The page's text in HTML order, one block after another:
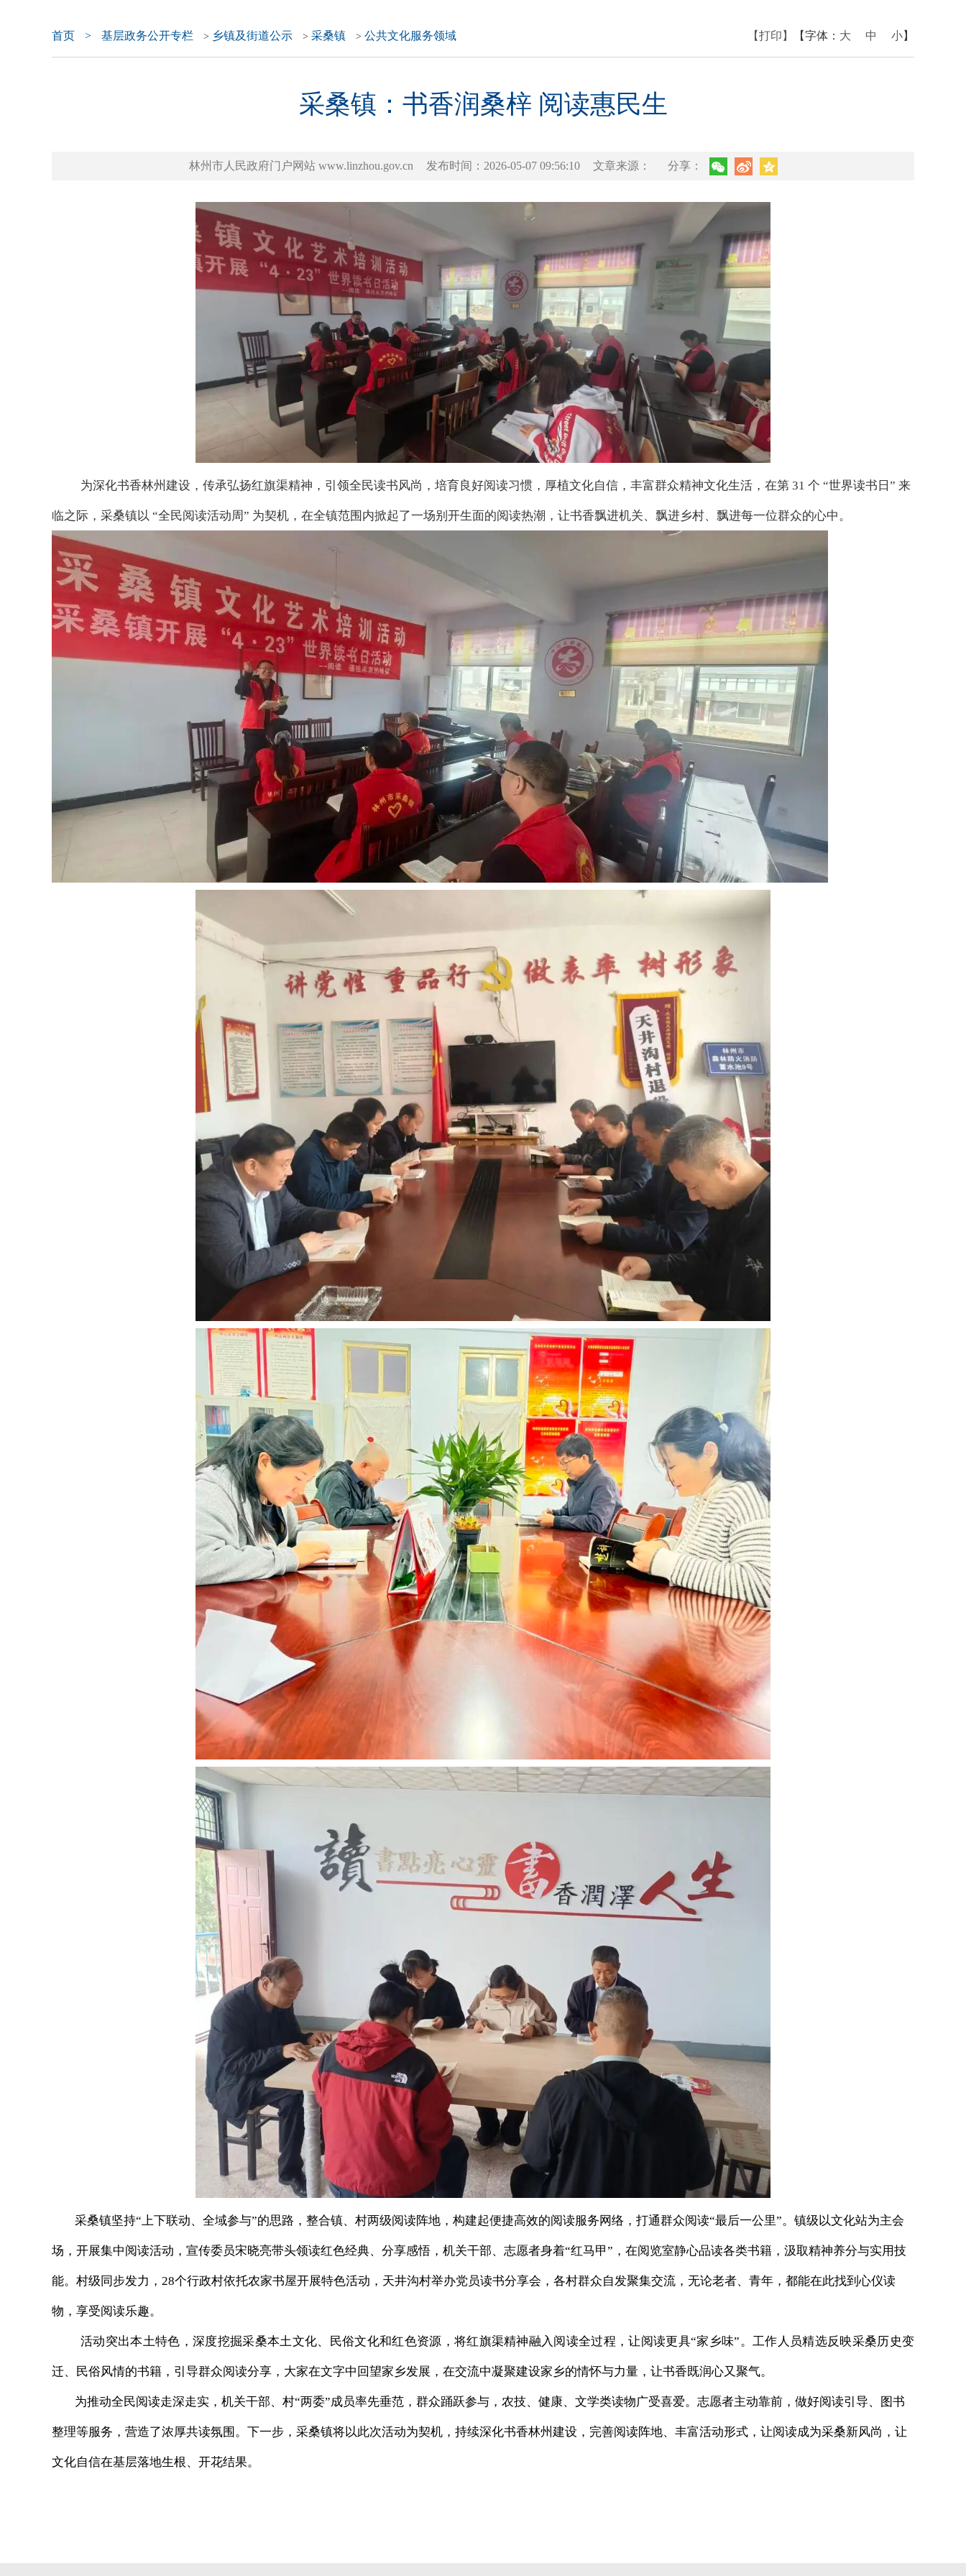
首页 > 基层政务公开专栏 > 乡镇及街道公示 > 采桑镇 > 公共文化服务领域 【打印】 【字体： 大 中 小】
采桑镇：书香润桑梓 阅读惠民生
林州市人民政府门户网站 www.linzhou.gov.cn 发布时间：2026-05-07 09:56:10 文章来源： 分享：
为深化书香林州建设，传承弘扬红旗渠精神，引领全民读书风尚，培育良好阅读习惯，厚植文化自信，丰富群众精神文化生活，在第 31 个 “世界读书日” 来
临之际，采桑镇以 “全民阅读活动周” 为契机，在全镇范围内掀起了一场别开生面的阅读热潮，让书香飘进机关、飘进乡村、飘进每一位群众的心中。
采桑镇坚持“上下联动、全域参与”的思路，整合镇、村两级阅读阵地，构建起便捷高效的阅读服务网络，打通群众阅读“最后一公里”。镇级以文化站为主会
场，开展集中阅读活动，宣传委员宋晓亮带头领读红色经典、分享感悟，机关干部、志愿者身着“红马甲”，在阅览室静心品读各类书籍，汲取精神养分与实用技
能。村级同步发力，28个行政村依托农家书屋开展特色活动， 天井沟村举办党员读书分享会，各村群众自发聚集交流，无论老者、青年，都能在此找到心仪读
物，享受阅读乐趣。
活动突出本土特色，深度挖掘采桑本土文化、民俗文化和红色资源，将红旗渠精神融入阅读全过程，让阅读更具“家乡味”。工作人员精选反映采桑历史变
迁、民俗风情的书籍，引导群众阅读分享，大家在文字中回望家乡发展，在交流中凝聚建设家乡的情怀与力量，让书香既润心又聚气。
为推动全民阅读走深走实，机关干部、村“两委”成员率先垂范，群众踊跃参与，农技、健康、文学类读物广受喜爱。志愿者主动靠前，做好阅读引导、图书
整理等服务，营造了浓厚共读氛围。下一步，采桑镇将以此次活动为契机，持续深化书香林州建设，完善阅读阵地、丰富活动形式，让阅读成为采桑新风尚，让
文化自信在基层落地生根、开花结果。